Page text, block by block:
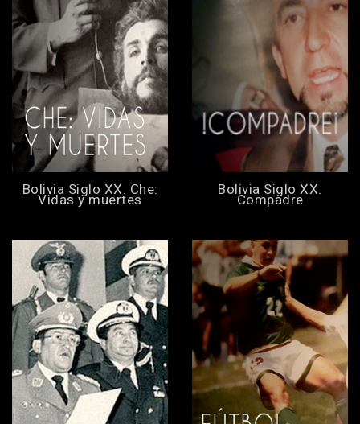
Bolivia Siglo XX. Che:
Vidas y muertes
Bolivia Siglo XX.
Compadre